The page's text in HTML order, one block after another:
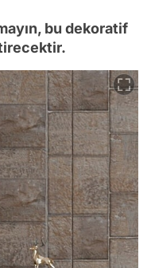
bu dekoratif